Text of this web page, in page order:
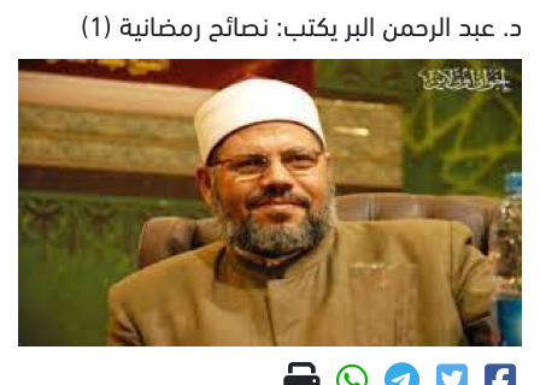
د. عبد الرحمن البر يكتب: نصائح رمضانية (1)